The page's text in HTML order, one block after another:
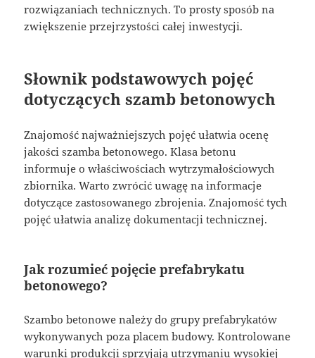
rozwiązaniach technicznych. To prosty sposób na
zwiększenie przejrzystości całej inwestycji.
Słownik podstawowych pojęć
dotyczących szamb betonowych
Znajomość najważniejszych pojęć ułatwia ocenę
jakości szamba betonowego. Klasa betonu
informuje o właściwościach wytrzymałościowych
zbiornika. Warto zwrócić uwagę na informacje
dotyczące zastosowanego zbrojenia. Znajomość tych
pojęć ułatwia analizę dokumentacji technicznej.
Jak rozumieć pojęcie prefabrykatu
betonowego?
Szambo betonowe należy do grupy prefabrykatów
wykonywanych poza placem budowy. Kontrolowane
warunki produkcji sprzyjają utrzymaniu wysokiej